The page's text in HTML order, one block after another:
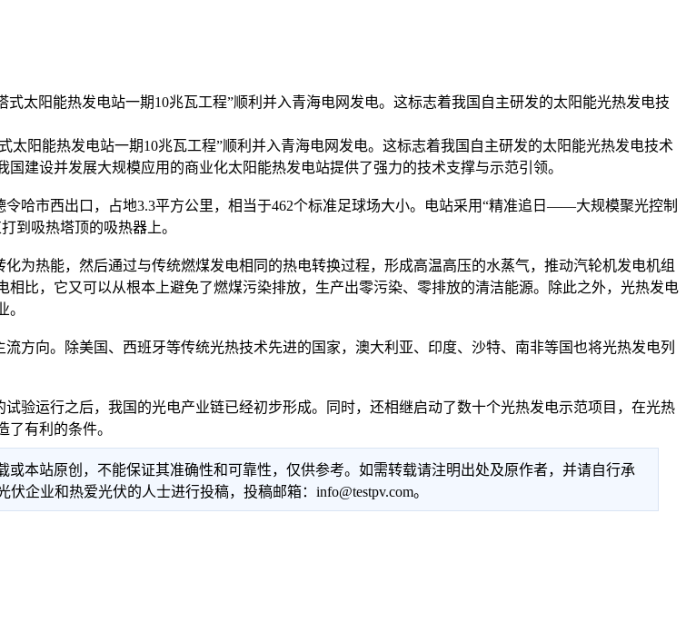
太阳能热发电站一期10兆瓦工程”顺利并入青海电网发电。这标志着我国自主研发的太阳能光热发电技
能热发电站一期10兆瓦工程”顺利并入青海电网发电。这标志着我国自主研发的太阳能光热发电技术
建设并发展大规模应用的商业化太阳能热发电站提供了强力的技术支撑与示范引领。
市西出口，占地3.3平方公里，相当于462个标准足球场大小。电站采用“精准追日——大规模聚光控制
到吸热塔顶的吸热器上。
热能，然后通过与传统燃煤发电相同的热电转换过程，形成高温高压的水蒸气，推动汽轮机发电机组
比，它又可以从根本上避免了燃煤污染排放，生产出零污染、零排放的清洁能源。除此之外，光热发电
向。除美国、西班牙等传统光热技术先进的国家，澳大利亚、印度、沙特、南非等国也将光热发电列
运行之后，我国的光电产业链已经初步形成。同时，还相继启动了数十个光热发电示范项目，在光热
有利的条件。
本站原创，不能保证其准确性和可靠性，仅供参考。如需转载请注明出处及原作者，并请自行承
企业和热爱光伏的人士进行投稿，投稿邮箱：info@testpv.com。